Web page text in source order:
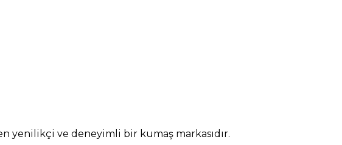
yenilikçi ve deneyimli bir kumaş markasıdır.